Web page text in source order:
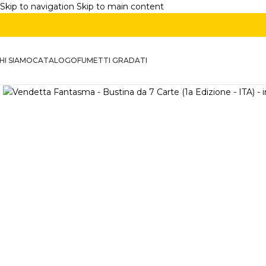
Skip to navigation Skip to main content
SIAMOCATALOGOFUMETTI GRADATI